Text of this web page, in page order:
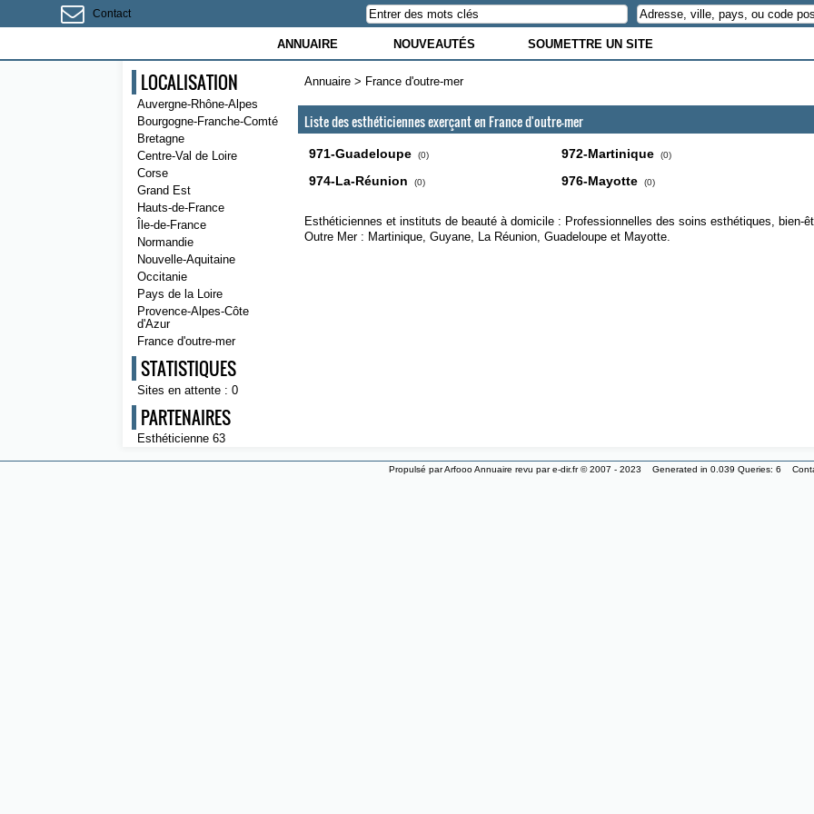
Contact
ANNUAIRE NOUVEAUTÉS SOUMETTRE UN SITE
Annuaire > France d'outre-mer
Liste des esthéticiennes exerçant en France d'outre-mer
971-Guadeloupe (0)
974-La-Réunion (0)
972-Martinique (0)
976-Mayotte (0)
Esthéticiennes et instituts de beauté à domicile : Professionnelles des soins esthétiques, bien-
Outre Mer : Martinique, Guyane, La Réunion, Guadeloupe et Mayotte.
LOCALISATION
Auvergne-Rhône-Alpes
Bourgogne-Franche-Comté
Bretagne
Centre-Val de Loire
Corse
Grand Est
Hauts-de-France
Île-de-France
Normandie
Nouvelle-Aquitaine
Occitanie
Pays de la Loire
Provence-Alpes-Côte
d'Azur
France d'outre-mer
STATISTIQUES
Sites en attente : 0
PARTENAIRES
Esthéticienne 63
Propulsé parArfooo Annuaire revu pare-dir.fr© 2007 - 2023 Generated in 0.039 Queries: 6